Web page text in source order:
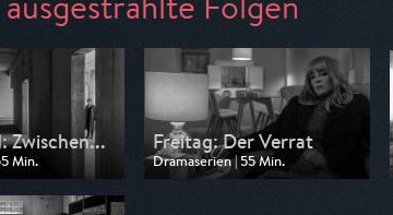
Zwischen...
Min.
ZDF
03:55
Freitag: Der Verrat
Dramaserien | 55 Min.
Ausgestrahlt von ZDF